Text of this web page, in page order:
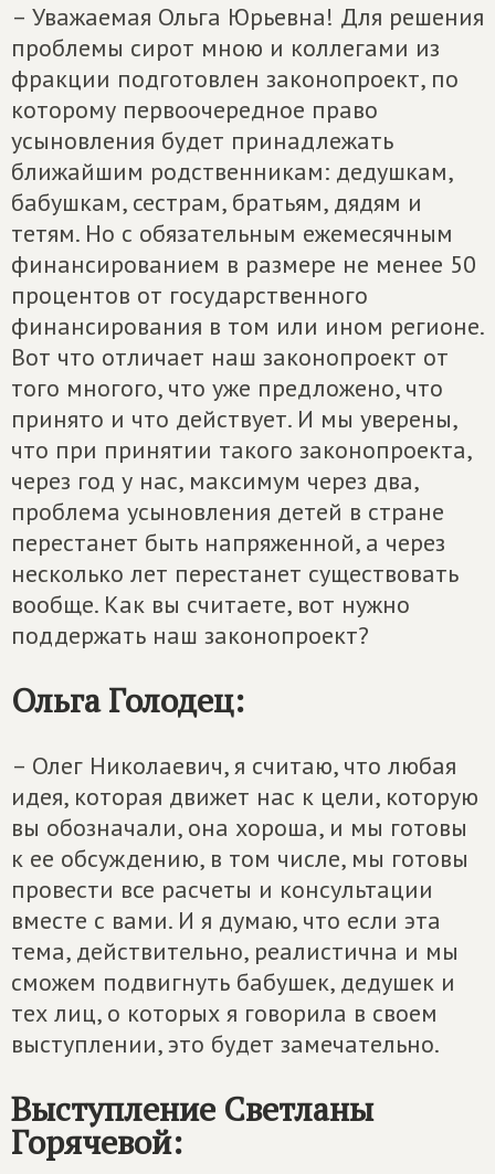
– Уважаемая Ольга Юрьевна! Для решения
проблемы сирот мною и коллегами из
фракции подготовлен законопроект, по
которому первоочередное право
усыновления будет принадлежать
ближайшим родственникам: дедушкам,
бабушкам, сестрам, братьям, дядям и
тетям. Но с обязательным ежемесячным
финансированием в размере не менее 50
процентов от государственного
финансирования в том или ином регионе.
Вот что отличает наш законопроект от
того многого, что уже предложено, что
принято и что действует. И мы уверены,
что при принятии такого законопроекта,
через год у нас, максимум через два,
проблема усыновления детей в стране
перестанет быть напряженной, а через
несколько лет перестанет существовать
вообще. Как вы считаете, вот нужно
поддержать наш законопроект?
Ольга Голодец:
– Олег Николаевич, я считаю, что любая
идея, которая движет нас к цели, которую
вы обозначали, она хороша, и мы готовы
к ее обсуждению, в том числе, мы готовы
провести все расчеты и консультации
вместе с вами. И я думаю, что если эта
тема, действительно, реалистична и мы
сможем подвигнуть бабушек, дедушек и
тех лиц, о которых я говорила в своем
выступлении, это будет замечательно.
Выступление Светланы
Горячевой: